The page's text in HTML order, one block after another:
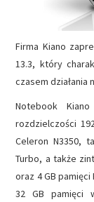
Firma Kiano
13.3, który
czasem działania
Notebook
rozdzielczości
Celeron N3350,
Turbo, a także
oraz 4 GB
32 GB pamięci